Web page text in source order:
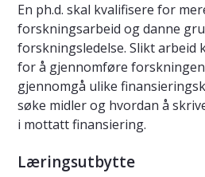
En ph.d. skal kvalifisere for
forskningsarbeid og danne
forskningsledelse. Slikt arbeid
for å gjennomføre
gjennomgå ulike
søke midler og hvordan å
i mottatt finansiering.
Læringsutbytte